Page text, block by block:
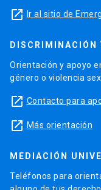
launch Ir al sitio de
DISCRIMINACIÓN
Orientación y apoyo
género o violencia
launch Contacto para
launch Más orientación
MEDIACIÓN
Teléfonos para